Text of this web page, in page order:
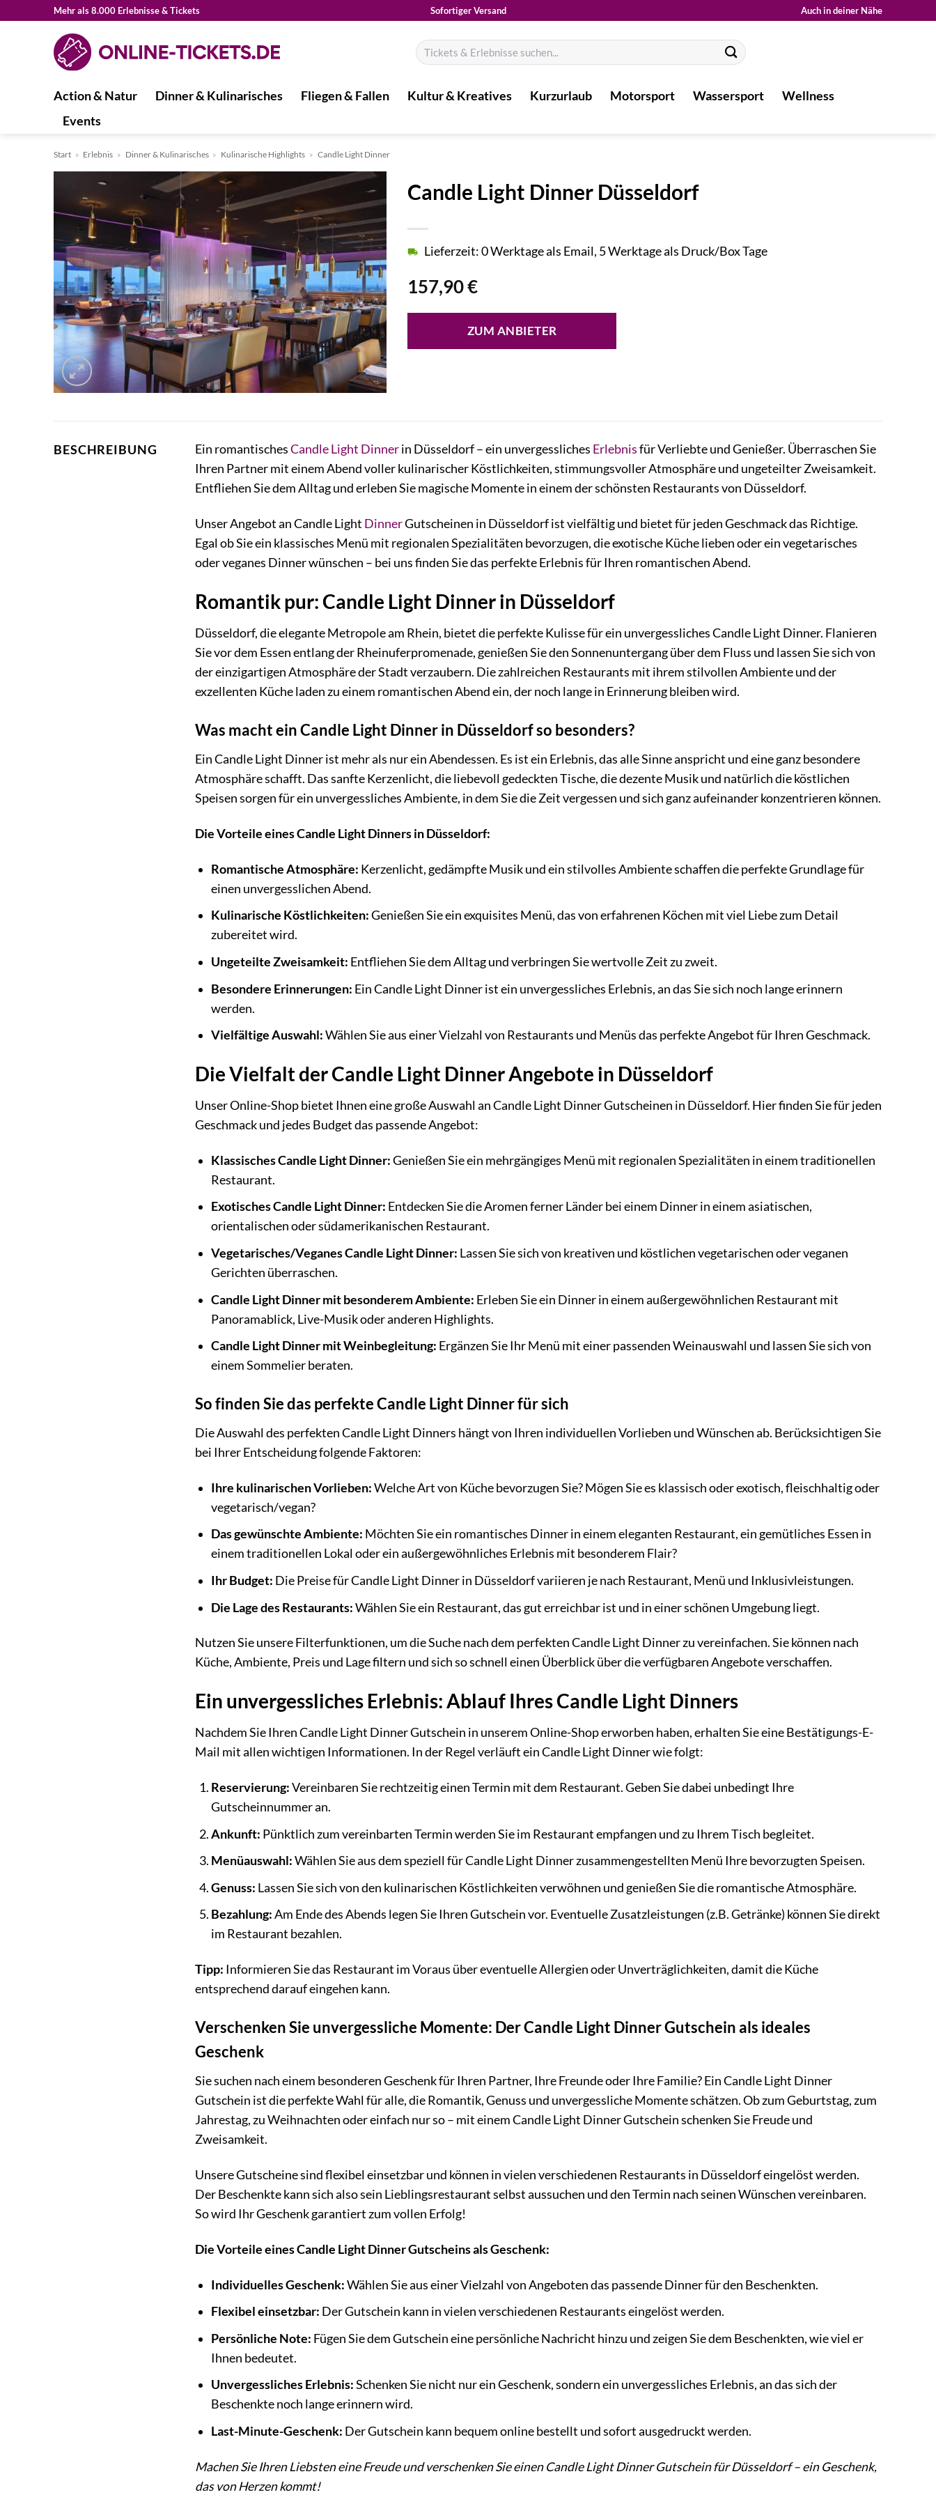
Mehr als 8.000 Erlebnisse & Tickets Sofortiger Versand Auch in deiner Nähe
Suchen
nach:
Action & Natur Dinner & Kulinarisches Fliegen & Fallen Kultur & Kreatives Kurzurlaub Motorsport Wassersport
Wellness
Events
Start » Erlebnis » Dinner & Kulinarisches » Kulinarische Highlights » Candle Light Dinner
Candle Light Dinner Düsseldorf
157,90€
Lieferzeit: 0 Werktage als Email, 5 Werktage als Druck/Box Tage
ZUM ANBIETER
BESCHREIBUNG Ein romantischesCandle Light Dinnerin Düsseldorf – ein unvergessliches Erlebnisfür Verliebte und Genießer. Überraschen Sie
Ihren Partner mit einem Abend voller kulinarischer Köstlichkeiten, stimmungsvoller Atmosphäre und ungeteilter Zweisamkeit.
Entfliehen Sie dem Alltag und erleben Sie magische Momente in einem der schönsten Restaurants von Düsseldorf.
Unser Angebot an Candle Light DinnerGutscheinen in Düsseldorf ist vielfältig und bietet für jeden Geschmack das Richtige.
Egal ob Sie ein klassisches Menü mit regionalen Spezialitäten bevorzugen, die exotische Küche lieben oder ein vegetarisches
oder veganes Dinner wünschen – bei uns finden Sie das perfekte Erlebnis für Ihren romantischen Abend.
Romantik pur: Candle Light Dinner in Düsseldorf
Düsseldorf, die elegante Metropole am Rhein, bietet die perfekte Kulisse für ein unvergessliches Candle Light Dinner. Flanieren
Sie vor dem Essen entlang der Rheinuferpromenade, genießen Sie den Sonnenuntergang über dem Fluss und lassen Sie sich von
der einzigartigen Atmosphäre der Stadt verzaubern. Die zahlreichen Restaurants mit ihrem stilvollen Ambiente und der
exzellenten Küche laden zu einem romantischen Abend ein, der noch lange in Erinnerung bleiben wird.
Was macht ein Candle Light Dinner in Düsseldorf so besonders?
Ein Candle Light Dinner ist mehr als nur ein Abendessen. Es ist ein Erlebnis, das alle Sinne anspricht und eine ganz besondere
Atmosphäre schafft. Das sanfte Kerzenlicht, die liebevoll gedeckten Tische, die dezente Musik und natürlich die köstlichen
Speisen sorgen für ein unvergessliches Ambiente, in dem Sie die Zeit vergessen und sich ganz aufeinander konzentrieren können.
Die Vorteile eines Candle Light Dinners in Düsseldorf:
Romantische Atmosphäre: Kerzenlicht, gedämpfte Musik und ein stilvolles Ambiente schaffen die perfekte Grundlage für
einen unvergesslichen Abend.
Kulinarische Köstlichkeiten:Genießen Sie ein exquisites Menü, das von erfahrenen Köchen mit viel Liebe zum Detail
zubereitet wird.
Ungeteilte Zweisamkeit: Entfliehen Sie dem Alltag und verbringen Sie wertvolle Zeit zu zweit.
Besondere Erinnerungen: Ein Candle Light Dinner ist ein unvergessliches Erlebnis, an das Sie sich noch lange erinnern
werden.
Vielfältige Auswahl:Wählen Sie aus einer Vielzahl von Restaurants und Menüs das perfekte Angebot für Ihren Geschmack.
Die Vielfalt der Candle Light Dinner Angebote in Düsseldorf
Unser Online-Shop bietet Ihnen eine große Auswahl an Candle Light Dinner Gutscheinen in Düsseldorf. Hier finden Sie für jeden
Geschmack und jedes Budget das passende Angebot:
Klassisches Candle Light Dinner:Genießen Sie ein mehrgängiges Menü mit regionalen Spezialitäten in einem traditionellen
Restaurant.
Exotisches Candle Light Dinner: Entdecken Sie die Aromen ferner Länder bei einem Dinner in einem asiatischen,
orientalischen oder südamerikanischen Restaurant.
Vegetarisches/Veganes Candle Light Dinner: Lassen Sie sich von kreativen und köstlichen vegetarischen oder veganen
Gerichten überraschen.
Candle Light Dinner mit besonderem Ambiente: Erleben Sie ein Dinner in einem außergewöhnlichen Restaurant mit
Panoramablick, Live-Musik oder anderen Highlights.
Candle Light Dinner mit Weinbegleitung: Ergänzen Sie Ihr Menü mit einer passenden Weinauswahl und lassen Sie sich von
einem Sommelier beraten.
So finden Sie das perfekte Candle Light Dinner für sich
Die Auswahl des perfekten Candle Light Dinners hängt von Ihren individuellen Vorlieben und Wünschen ab. Berücksichtigen Sie
bei Ihrer Entscheidung folgende Faktoren:
Ihre kulinarischen Vorlieben:Welche Art von Küche bevorzugen Sie? Mögen Sie es klassisch oder exotisch, fleischhaltig oder
vegetarisch/vegan?
Das gewünschte Ambiente: Möchten Sie ein romantisches Dinner in einem eleganten Restaurant, ein gemütliches Essen in
einem traditionellen Lokal oder ein außergewöhnliches Erlebnis mit besonderem Flair?
Ihr Budget: Die Preise für Candle Light Dinner in Düsseldorf variieren je nach Restaurant, Menü und Inklusivleistungen.
Die Lage des Restaurants:Wählen Sie ein Restaurant, das gut erreichbar ist und in einer schönen Umgebung liegt.
Nutzen Sie unsere Filterfunktionen, um die Suche nach dem perfekten Candle Light Dinner zu vereinfachen. Sie können nach
Küche, Ambiente, Preis und Lage filtern und sich so schnell einen Überblick über die verfügbaren Angebote verschaffen.
Ein unvergessliches Erlebnis: Ablauf Ihres Candle Light Dinners
Nachdem Sie Ihren Candle Light Dinner Gutschein in unserem Online-Shop erworben haben, erhalten Sie eine Bestätigungs-E-
Mail mit allen wichtigen Informationen. In der Regel verläuft ein Candle Light Dinner wie folgt:
Reservierung:Vereinbaren Sie rechtzeitig einen Termin mit dem Restaurant. Geben Sie dabei unbedingt Ihre
Gutscheinnummer an.
Ankunft: Pünktlich zum vereinbarten Termin werden Sie im Restaurant empfangen und zu Ihrem Tisch begleitet.
Menüauswahl:Wählen Sie aus dem speziell für Candle Light Dinner zusammengestellten Menü Ihre bevorzugten Speisen.
Genuss: Lassen Sie sich von den kulinarischen Köstlichkeiten verwöhnen und genießen Sie die romantische Atmosphäre.
Bezahlung:Am Ende des Abends legen Sie Ihren Gutschein vor. Eventuelle Zusatzleistungen (z.B. Getränke) können Sie direkt
im Restaurant bezahlen.
Tipp: Informieren Sie das Restaurant im Voraus über eventuelle Allergien oder Unverträglichkeiten, damit die Küche
entsprechend darauf eingehen kann.
Verschenken Sie unvergessliche Momente: Der Candle Light Dinner Gutschein als ideales
Geschenk
Sie suchen nach einem besonderen Geschenk für Ihren Partner, Ihre Freunde oder Ihre Familie? Ein Candle Light Dinner
Gutschein ist die perfekte Wahl für alle, die Romantik, Genuss und unvergessliche Momente schätzen. Ob zum Geburtstag, zum
Jahrestag, zu Weihnachten oder einfach nur so – mit einem Candle Light Dinner Gutschein schenken Sie Freude und
Zweisamkeit.
Unsere Gutscheine sind flexibel einsetzbar und können in vielen verschiedenen Restaurants in Düsseldorf eingelöst werden.
Der Beschenkte kann sich also sein Lieblingsrestaurant selbst aussuchen und den Termin nach seinen Wünschen vereinbaren.
So wird Ihr Geschenk garantiert zum vollen Erfolg!
Die Vorteile eines Candle Light Dinner Gutscheins als Geschenk:
Individuelles Geschenk:Wählen Sie aus einer Vielzahl von Angeboten das passende Dinner für den Beschenkten.
Flexibel einsetzbar: Der Gutschein kann in vielen verschiedenen Restaurants eingelöst werden.
Persönliche Note: Fügen Sie dem Gutschein eine persönliche Nachricht hinzu und zeigen Sie dem Beschenkten, wie viel er
Ihnen bedeutet.
Unvergessliches Erlebnis:Schenken Sie nicht nur ein Geschenk, sondern ein unvergessliches Erlebnis, an das sich der
Beschenkte noch lange erinnern wird.
Last-Minute-Geschenk: Der Gutschein kann bequem online bestellt und sofort ausgedruckt werden.
Machen Sie Ihren Liebsten eine Freude und verschenken Sie einen Candle Light Dinner Gutschein für Düsseldorf – ein Geschenk,
das von Herzen kommt!